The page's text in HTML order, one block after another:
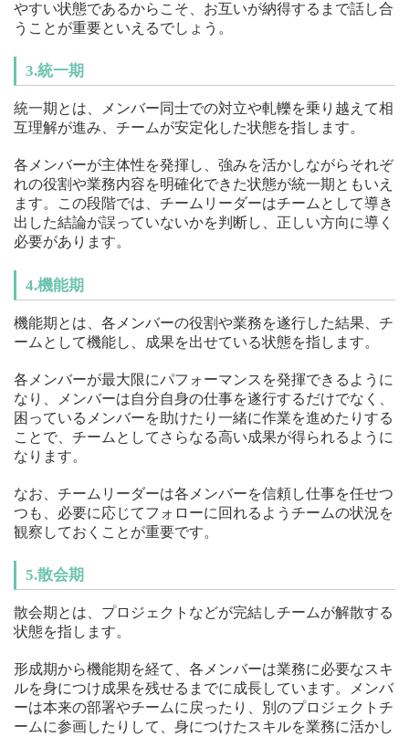
やすい状態であるからこそ、お互いが納得するまで話し合
うことが重要といえるでしょう。
3.統一期
統一期とは、メンバー同士での対立や軋轢を乗り越えて相
互理解が進み、チームが安定化した状態を指します。
各メンバーが主体性を発揮し、強みを活かしながらそれぞ
れの役割や業務内容を明確化できた状態が統一期ともいえ
ます。この段階では、チームリーダーはチームとして導き
出した結論が誤っていないかを判断し、正しい方向に導く
必要があります。
4.機能期
機能期とは、各メンバーの役割や業務を遂行した結果、チ
ームとして機能し、成果を出せている状態を指します。
各メンバーが最大限にパフォーマンスを発揮できるように
なり、メンバーは自分自身の仕事を遂行するだけでなく、
困っているメンバーを助けたり一緒に作業を進めたりする
ことで、チームとしてさらなる高い成果が得られるように
なります。
なお、チームリーダーは各メンバーを信頼し仕事を任せつ
つも、必要に応じてフォローに回れるようチームの状況を
観察しておくことが重要です。
5.散会期
散会期とは、プロジェクトなどが完結しチームが解散する
状態を指します。
形成期から機能期を経て、各メンバーは業務に必要なスキ
ルを身につけ成果を残せるまでに成長しています。メンバ
ーは本来の部署やチームに戻ったり、別のプロジェクトチ
ームに参画したりして、身につけたスキルを業務に活かし